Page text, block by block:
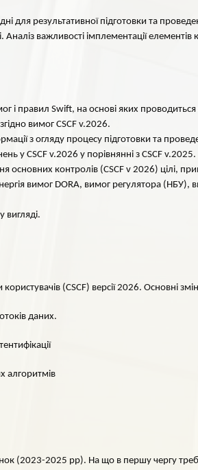
для результативної підготовки та
Аналіз важливості імплементації
і правил Swift, на основі яких
вимог CSCF v.2026.
з огляду процесу підготовки та
у CSCF v.2026 у порівнянні з CSCF v.2025.
основних контролів (CSCF v 2026) цілі,
вимог DORA, вимог регулятора
вигляді.
(CSCF) версії 2026. Основні
даних.
алгоритмів
(2023-2025 рр). На що в першу чергу